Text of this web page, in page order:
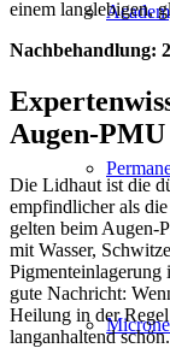
einem langlebigen,
Nachbehandlung:
Augen-
Die Lidhaut ist die
empfindlicher als
gelten beim Augen-
mit Wasser,
Pigmenteinlagerung
gute Nachricht:
Heilung in der
langanhaltend schön.